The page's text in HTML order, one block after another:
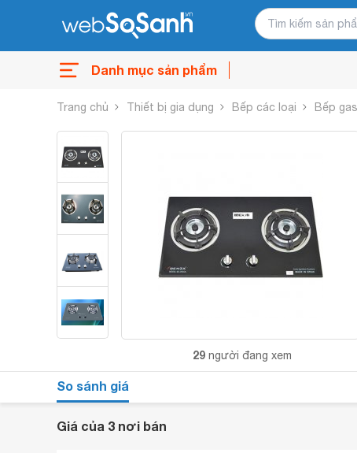
Danh mục sản phẩm
Trang chủ Thiết bị gia dụng Bếp các loại Bếp gas
29 người đang xem
So sánh giá
Giá của 3 nơi bán